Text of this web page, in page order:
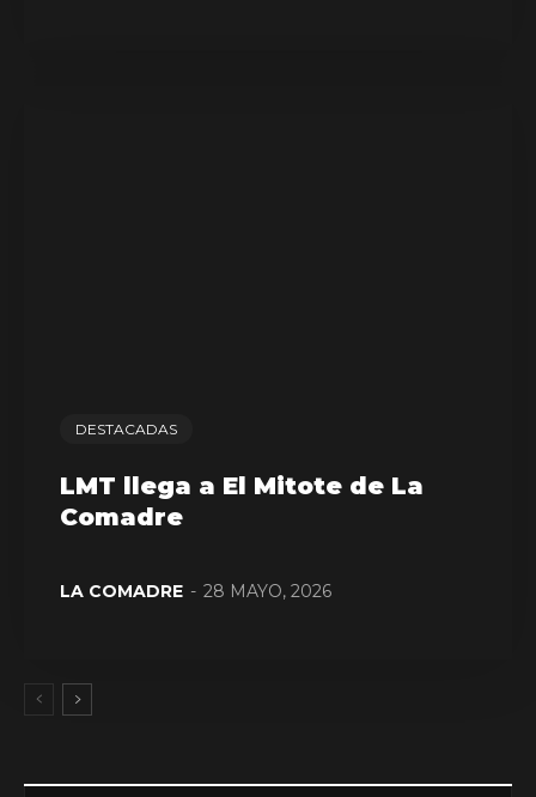
DESTACADAS
LMT llega a El Mitote de La
Comadre
LA COMADRE - 28 MAYO, 2026